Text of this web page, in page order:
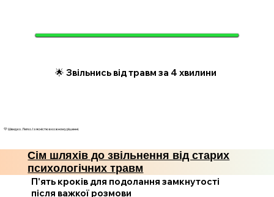
🌟 Звільнись від травм за 4 хвилини
💛 Швидко. Легко. І з ясністю в кожному рішенні.
Сім шляхів до звільнення від старих
психологічних травм
П'ять кроків для подолання замкнутості
після важкої розмови